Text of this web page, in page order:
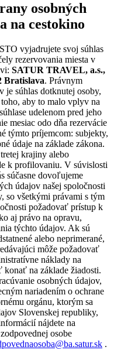
osobných
na cestokino
vyjadrujete svoj súhlas
rezervovania miesta v
SATUR TRAVEL, a.s.,
Bratislava. Právnym
je súhlas dotknutej osoby,
aby to malo vplyv na
udelenom pred jeho
mesiac odo dňa rezervácie
týmto príjemcom: subjekty,
údaje na základe zákona.
krajiny alebo
k profilovaniu. V súvislosti
súčasne dovoľujeme
údajov našej spoločnosti
so všetkými právami s tým
požadovať prístup k
aj právo na opravu,
týchto údajov. Ak sú
alebo neprimerané,
môže požadovať
náklady na
na základe žiadosti.
osobných údajov,
nariadením o ochrane
orgánu, ktorým sa
Slovenskej republiky,
nájdete na
osobe
.